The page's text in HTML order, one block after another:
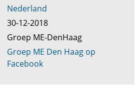
Nederland
30-12-2018
Groep ME-DenHaag
Groep ME Den Haag op
Facebook